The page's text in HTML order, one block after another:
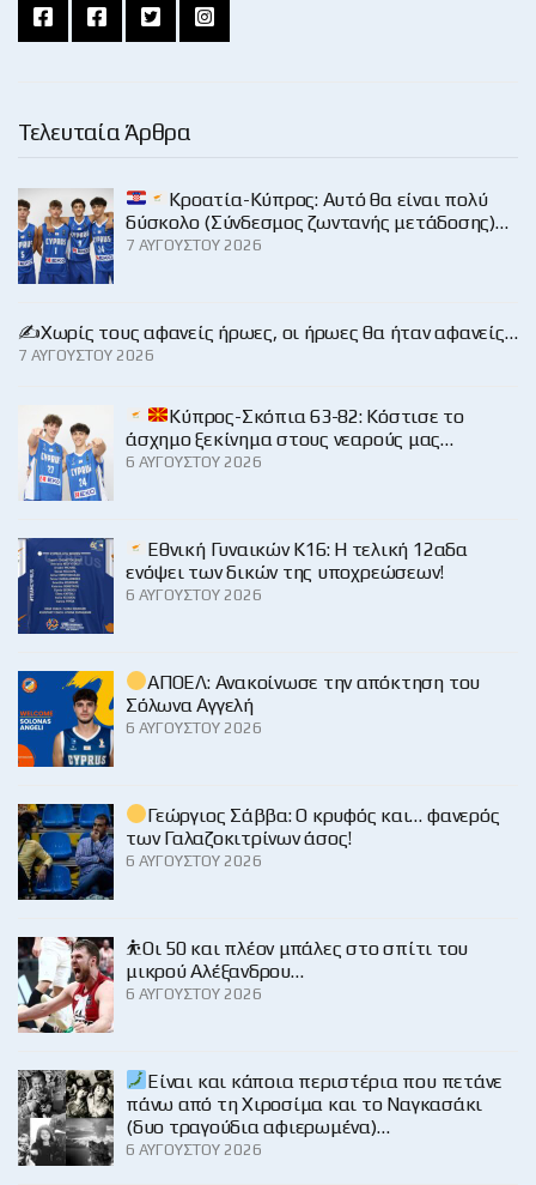
Τελευταία Άρθρα
Κροατία-Κύπρος: Αυτό θα είναι πολύ
δύσκολο (Σύνδεσμος ζωντανής μετάδοσης)…
7 ΑΥΓΟΎΣΤΟΥ 2026
✍️Χωρίς τους αφανείς ήρωες, οι ήρωες θα ήταν αφανείς…
7 ΑΥΓΟΎΣΤΟΥ 2026
Κύπρος-Σκόπια 63-82: Κόστισε το
άσχημο ξεκίνημα στους νεαρούς μας…
6 ΑΥΓΟΎΣΤΟΥ 2026
Εθνική Γυναικών Κ16: Η τελική 12αδα
ενόψει των δικών της υποχρεώσεων!
6 ΑΥΓΟΎΣΤΟΥ 2026
ΑΠΟΕΛ: Ανακοίνωσε την απόκτηση του
Σόλωνα Αγγελή
6 ΑΥΓΟΎΣΤΟΥ 2026
Γεώργιος Σάββα: Ο κρυφός και… φανερός
των Γαλαζοκιτρίνων άσος!
6 ΑΥΓΟΎΣΤΟΥ 2026
⛹️Οι 50 και πλέον μπάλες στο σπίτι του
μικρού Αλέξανδρου…
6 ΑΥΓΟΎΣΤΟΥ 2026
Είναι και κάποια περιστέρια που πετάνε
πάνω από τη Χιροσίμα και το Ναγκασάκι
(δυο τραγούδια αφιερωμένα)…
6 ΑΥΓΟΎΣΤΟΥ 2026